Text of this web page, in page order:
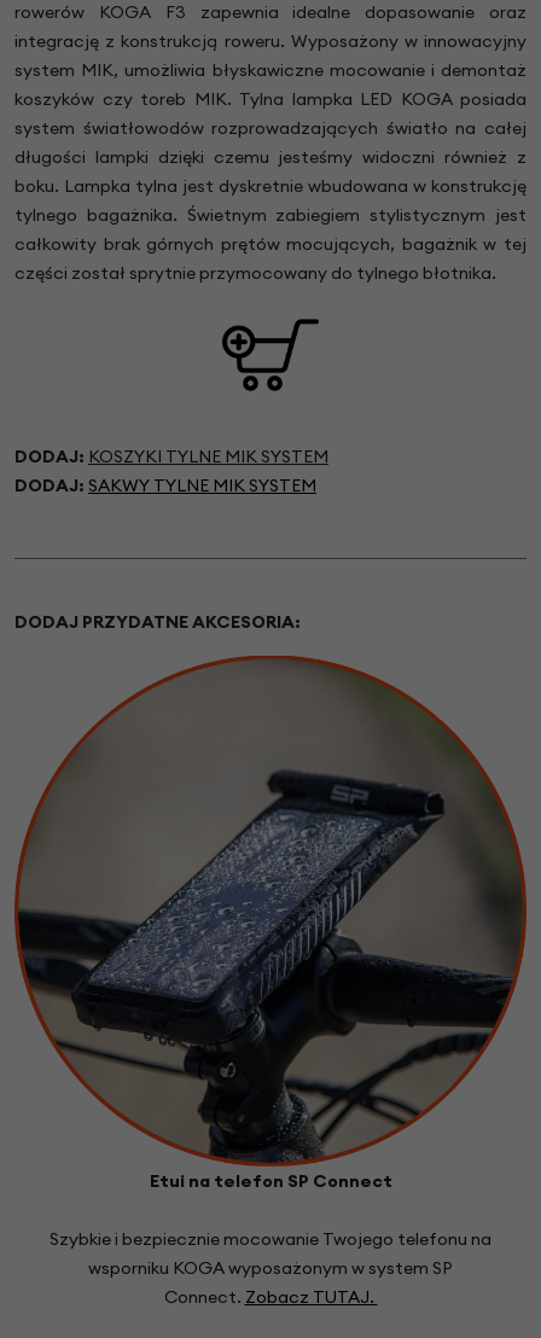
rowerów KOGA F3 zapewnia idealne dopasowanie oraz
integrację z konstrukcją roweru. Wyposażony w innowacyjny
system MIK, umożliwia błyskawiczne mocowanie i demontaż
koszyków czy toreb MIK. Tylna lampka LED KOGA posiada
system światłowodów rozprowadzających światło na całej
długości lampki dzięki czemu jesteśmy widoczni również z
boku. Lampka tylna jest dyskretnie wbudowana w konstrukcję
tylnego bagażnika. Świetnym zabiegiem stylistycznym jest
całkowity brak górnych prętów mocujących, bagażnik w tej
części został sprytnie przymocowany do tylnego błotnika.
DODAJ: KOSZYKI TYLNE MIK SYSTEM
DODAJ: SAKWY TYLNE MIK SYSTEM
DODAJ PRZYDATNE AKCESORIA:
Etui na telefon SP Connect
Szybkie i bezpiecznie mocowanie Twojego telefonu na
wsporniku KOGA wyposażonym w system SP
Connect. Zobacz TUTAJ.